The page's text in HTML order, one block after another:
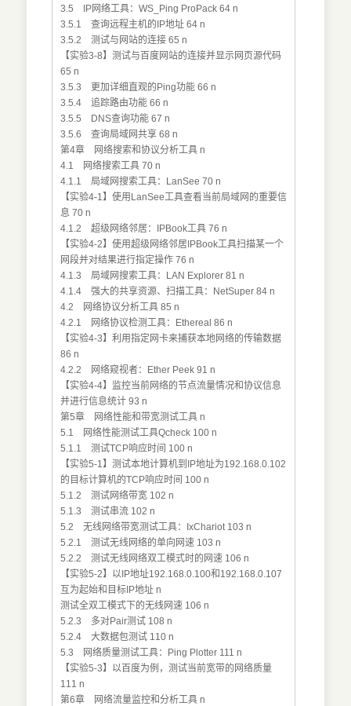
3.5 IP网络工具：WS_Ping ProPack 64 n
3.5.1 查询远程主机的IP地址 64 n
3.5.2 测试与网站的连接 65 n
【实验3-8】测试与百度网站的连接并显示网页源代码
65 n
3.5.3 更加详细直观的Ping功能 66 n
3.5.4 追踪路由功能 66 n
3.5.5 DNS查询功能 67 n
3.5.6 查询局域网共享 68 n
第4章 网络搜索和协议分析工具 n
4.1 网络搜索工具 70 n
4.1.1 局域网搜索工具：LanSee 70 n
【实验4-1】使用LanSee工具查看当前局域网的重要信
息 70 n
4.1.2 超级网络邻居：IPBook工具 76 n
【实验4-2】使用超级网络邻居IPBook工具扫描某一个
网段并对结果进行指定操作 76 n
4.1.3 局域网搜索工具：LAN Explorer 81 n
4.1.4 强大的共享资源、扫描工具：NetSuper 84 n
4.2 网络协议分析工具 85 n
4.2.1 网络协议检测工具：Ethereal 86 n
【实验4-3】利用指定网卡来捕获本地网络的传输数据
86 n
4.2.2 网络窥视者：Ether Peek 91 n
【实验4-4】监控当前网络的节点流量情况和协议信息
并进行信息统计 93 n
第5章 网络性能和带宽测试工具 n
5.1 网络性能测试工具Qcheck 100 n
5.1.1 测试TCP响应时间 100 n
【实验5-1】测试本地计算机到IP地址为192.168.0.102
的目标计算机的TCP响应时间 100 n
5.1.2 测试网络带宽 102 n
5.1.3 测试串流 102 n
5.2 无线网络带宽测试工具：IxChariot 103 n
5.2.1 测试无线网络的单向网速 103 n
5.2.2 测试无线网络双工模式时的网速 106 n
【实验5-2】以IP地址192.168.0.100和192.168.0.107
互为起始和目标IP地址 n
测试全双工模式下的无线网速 106 n
5.2.3 多对Pair测试 108 n
5.2.4 大数据包测试 110 n
5.3 网络质量测试工具：Ping Plotter 111 n
【实验5-3】以百度为例，测试当前宽带的网络质量
111 n
第6章 网络流量监控和分析工具 n